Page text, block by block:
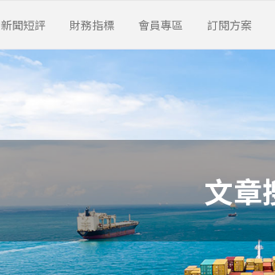
新聞短評 財務指標 會員專區 訂閱方案
文章